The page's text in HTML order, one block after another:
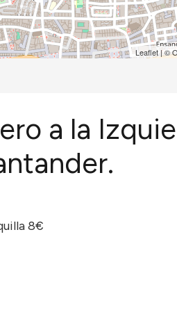
Leaflet| ©
a la
8€